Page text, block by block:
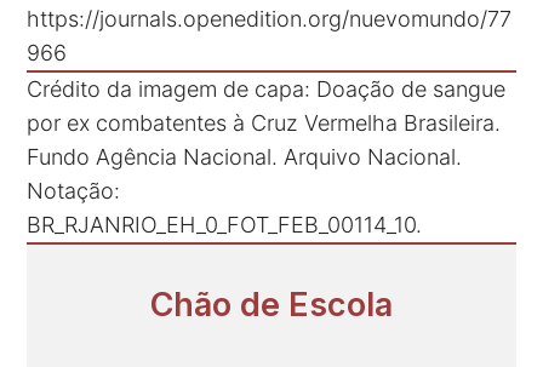
https://journals.openedition.org/nuevomundo/77
966
Crédito da imagem de capa: Doação de sangue
por ex combatentes à Cruz Vermelha Brasileira.
Fundo Agência Nacional. Arquivo Nacional.
Notação:
BR_RJANRIO_EH_0_FOT_FEB_00114_10.
Chão de Escola